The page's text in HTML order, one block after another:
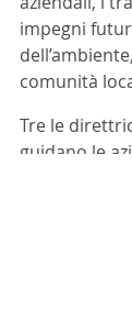
impegni
comunità
Tre le
guidano le